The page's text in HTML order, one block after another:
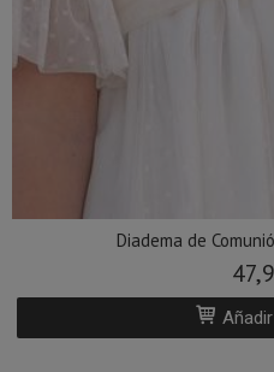
Diadema de